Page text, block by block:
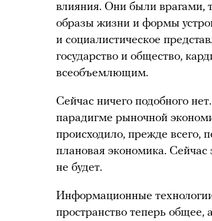
влияния. Они были врагами,
образы жизни и формы
и социалистическое
государство и общество,
всеобъемлющим.
Сейчас ничего подобного
парадигме рыночной
происходило, прежде всего,
плановая экономика. Сейчас
не будет.
Информационные
пространство теперь